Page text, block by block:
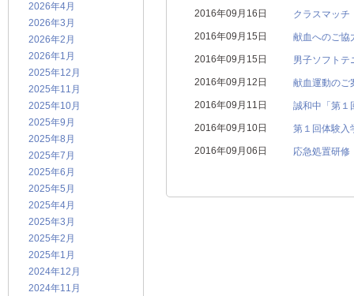
2026年4月
2026年3月
2026年2月
2026年1月
2025年12月
2025年11月
2025年10月
2025年9月
2025年8月
2025年7月
2025年6月
2025年5月
2025年4月
2025年3月
2025年2月
2025年1月
2024年12月
2024年11月
2016年09月16日
クラスマッチ
2016年09月15日
献血へのご協
2016年09月15日
男子ソフトテ
2016年09月12日
献血運動のご
2016年09月11日
誠和中「第１
2016年09月10日
第１回体験入
2016年09月06日
応急処置研修